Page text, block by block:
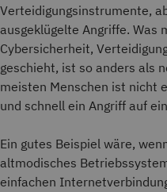
Verteidigungsinstrumente,
ausgeklügelte Angriffe. Was
Cybersicherheit,
geschieht, ist so anders als
meisten Menschen ist nicht
und schnell ein Angriff auf
Ein gutes Beispiel wäre,
altmodisches
einfachen